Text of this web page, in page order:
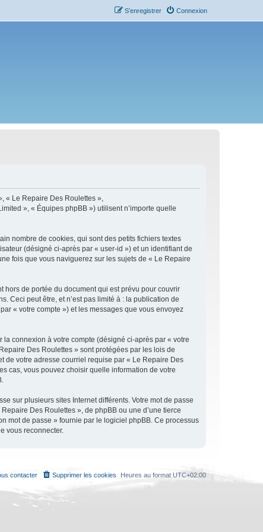
Connexion
S’enregistrer
« Le Repaire Des Roulettes »,
», « Équipes phpBB ») utilisent n’importe quelle
nombre de cookies, qui sont des petits fichiers textes
(désigné ci-après par « user-id ») et un identifiant de
fois que vous naviguerez sur les sujets de « Le Repaire
de portée du document qui est prévu pour couvrir
Ceci peut être, et n’est pas limité à : la publication de
« votre compte ») et les messages que vous envoyez
connexion à votre compte (désigné ci-après par « votre
Des Roulettes » sont protégées par les lois de
de votre adresse courriel requise par « Le Repaire Des
cas, vous pouvez choisir quelle information de votre
sur plusieurs sites Internet différents. Votre mot de passe
Des Roulettes », de phpBB ou une d’une tierce
mot de passe » fournie par le logiciel phpBB. Ce processus
vous reconnecter.
Heures au format UTC+02:00
Supprimer les cookies
contacter